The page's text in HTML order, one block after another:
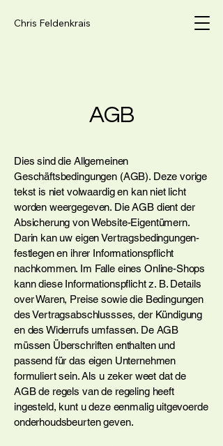
Chris Feldenkrais
AGB
Dies sind die Allgemeinen
Geschäftsbedingungen (AGB). Deze vorige
tekst is niet volwaardig en kan niet licht
worden weergegeven. Die AGB dient der
Absicherung von Website-Eigentümern.
Darin kan uw eigen Vertragsbedingungen-
festlegen en ihrer Informationspflicht
nachkommen. Im Falle eines Online-Shops
kann diese Informationspflicht z. B. Details
over Waren, Preise sowie die Bedingungen
des Vertragsabschlussses, der Kündigung
en des Widerrufs umfassen. De AGB
müssen Überschriften enthalten und
passend für das eigen Unternehmen
formuliert sein. Als u zeker weet dat de
AGB de regels van de regeling heeft
ingesteld, kunt u deze eenmalig uitgevoerde
onderhoudsbeurten geven.